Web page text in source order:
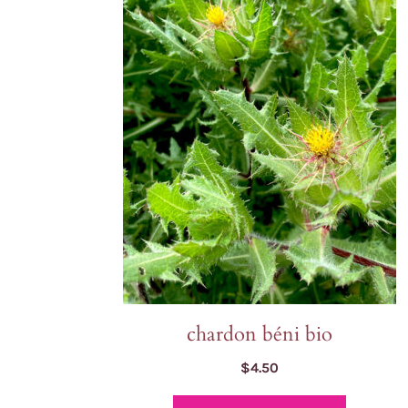
Fenouil des Alpes bio
Kiwi arctique bio
Gai Lan Blue Star bio
Melon Farnorth bio
Oseille-épinard bio
Oseille sanguine bio
Penstemon calico bio
Piment Criolla Sella
Chou et kale
Concombres
COURGES
Courges d'été
Courges d'hiver
Laitues
Melons et
Pois et
Poivrons et
Racines
Radis,
Cerfeuil
Coriandre
Estragon
Fenugrec
Marjolaine
VIVACES ET
chardon béni bio
$4.50